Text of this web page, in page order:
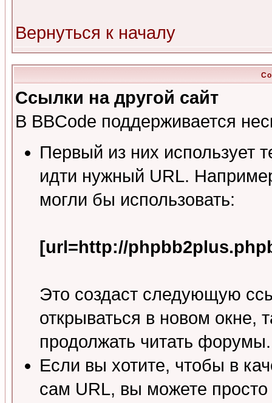
Вернуться к началу
Ссылки на другой сайт
В BBCode поддерживается
Первый из них использует
идти нужный URL.
могли бы использовать:
[url=http://
Это создаст следующую
открываться в новом окне,
продолжать читать форумы.
Если вы хотите, чтобы в
сам URL, вы можете